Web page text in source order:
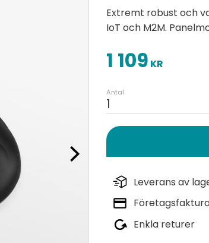
Extremt robust och
IoT och M2M.
1 109 KR
Antal
Leverans av
Enkla returer